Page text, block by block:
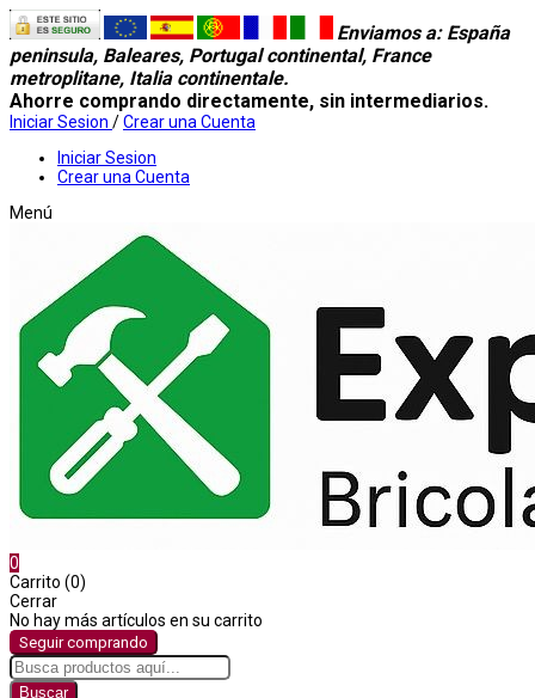
Enviamos a: España
peninsula, Baleares, Portugal continental, France
metroplitane, Italia continentale.
Ahorre comprando directamente, sin intermediarios.
Iniciar Sesion /Crear una Cuenta
Iniciar Sesion
Crear una Cuenta
Menú
0
Carrito (0)
Cerrar
No hay más artículos en su carrito
Seguir comprando
Buscar